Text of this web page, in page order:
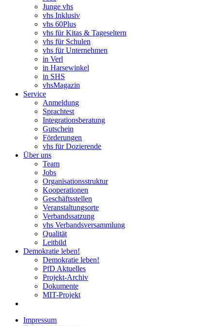
Junge vhs
vhs Inklusiv
vhs 60Plus
vhs für Kitas & Tageseltern
vhs für Schulen
vhs für Unternehmen
in Verl
in Harsewinkel
in SHS
vhsMagazin
Service
Anmeldung
Sprachtest
Integrationsberatung
Gutschein
Förderungen
vhs für Dozierende
Über uns
Team
Jobs
Organisationsstruktur
Kooperationen
Geschäftsstellen
Veranstaltungsorte
Verbandssatzung
vhs Verbandsversammlung
Qualität
Leitbild
Demokratie leben!
Demokratie leben!
PfD Aktuelles
Projekt-Archiv
Dokumente
MIT-Projekt
Impressum